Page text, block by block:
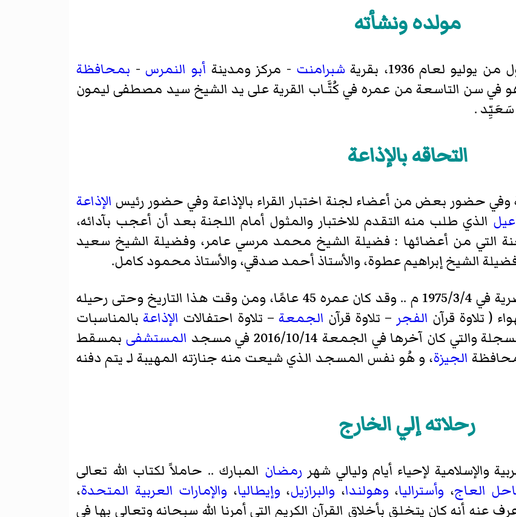
مولده ونشأته
لعام 1936، بقرية شبرامنت - مركز ومدينة أبو النمرس - بمحافظة
في سن التاسعة من عمره في كُتَّـاب القرية على يد الشيخ سيد مصطفى ليمون
سَعَيِّد .
التحاقه بالإذاعة
وفي حضور بعض من أعضاء لجنة اختبار القراء بالإذاعة وفي حضور رئيس الإذاعة
الذي طلب منه التقدم للاختبار والمثول أمام اللجنة بعد أن أعجب بآدائه،
التي من أعضائها : فضيلة الشيخ محمد مرسي عامر، وفضيلة الشيخ سعيد
الشيخ إبراهيم عطوة، والأستاذ أحمد صدقي، والأستاذ محمود كامل.
اعتمد قارئاً للقرآن الكريم في الإذاعة المصرية في 1975/3/4 م .. وقد كان عمره 45 عامًا، ومن وقت هذا التاريخ وحتى رحيله
( تلاوة قرآن الفجر – تلاوة قرآن الجمعة– تلاوة احتفالات الإذاعةبالمناسبات
كان آخرها في الجمعة 2016/10/14 في مسجد
المستشفى بمسقط
الجيزة، و هُو نفس المسجد الذي شيعت منه جنازته المهيبة لـِ يتم دفنه
رحلاته إلي الخارج
والإسلامية لإحياء أيام وليالي شهر رمضان المبارك .. حاملاً لكتاب الله تعالى
العاج، وأستراليا، وهولندا، والبرازيل، وإيطاليا، والإمارات العربية المتحدة،
أنه كان يتخلق بأخلاق القرآن الكريم التي أمرنا الله سبحانه وتعالى بها في